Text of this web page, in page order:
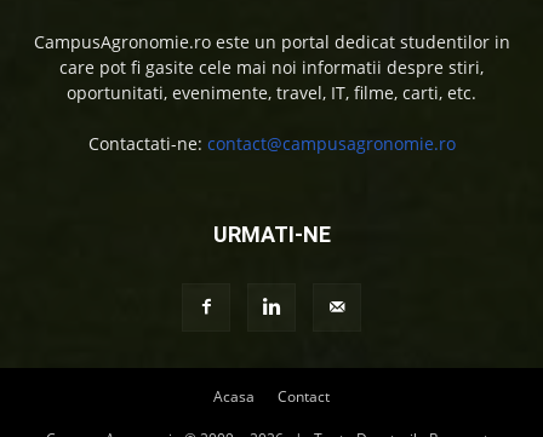
CampusAgronomie.ro este un portal dedicat studentilor in
care pot fi gasite cele mai noi informatii despre stiri,
oportunitati, evenimente, travel, IT, filme, carti, etc.
Contactati-ne: contact@campusagronomie.ro
URMATI-NE
Acasa Contact